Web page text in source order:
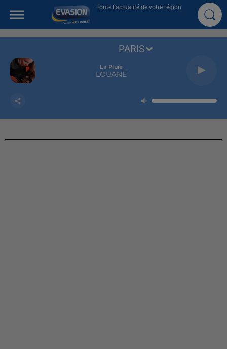
Toute l'actualité de votre région
La Pluie
LOUANE
PARIS